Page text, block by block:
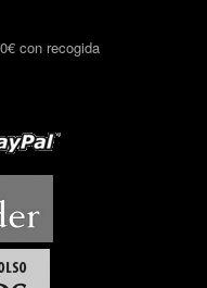
con recogida